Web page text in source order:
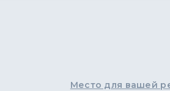
Место для вашей